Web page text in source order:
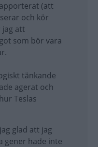
(att
och kör
att
som bör vara
tänkande
agerat och
Teslas
glad att jag
gener hade inte